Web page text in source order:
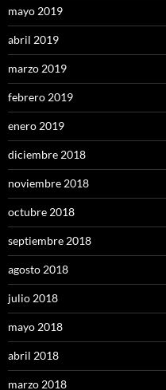
mayo 2019
abril 2019
marzo 2019
febrero 2019
enero 2019
diciembre 2018
noviembre 2018
octubre 2018
septiembre 2018
agosto 2018
julio 2018
mayo 2018
abril 2018
marzo 2018